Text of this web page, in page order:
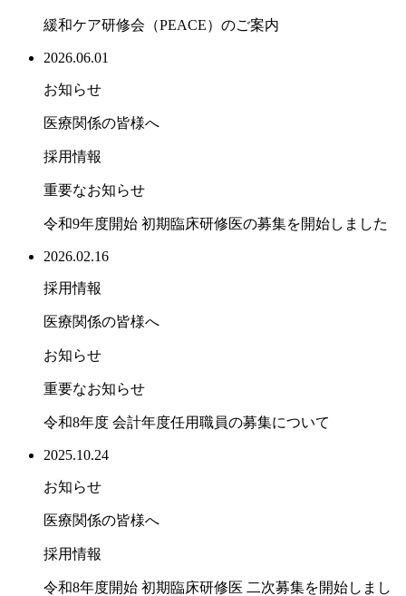
緩和ケア研修会（PEACE）のご案内
2026.06.01
お知らせ
医療関係の皆様へ
採用情報
重要なお知らせ
令和9年度開始 初期臨床研修医の募集を開始しました
2026.02.16
採用情報
医療関係の皆様へ
お知らせ
重要なお知らせ
令和8年度 会計年度任用職員の募集について
2025.10.24
お知らせ
医療関係の皆様へ
採用情報
令和8年度開始 初期臨床研修医 二次募集を開始しまし